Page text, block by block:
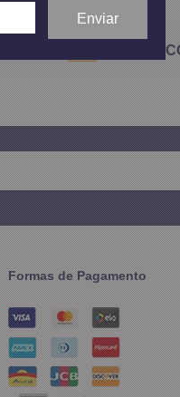
5%
Formas de Pagamento